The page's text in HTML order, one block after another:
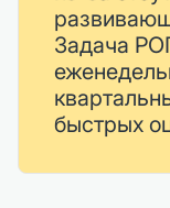
Задача
быстрых